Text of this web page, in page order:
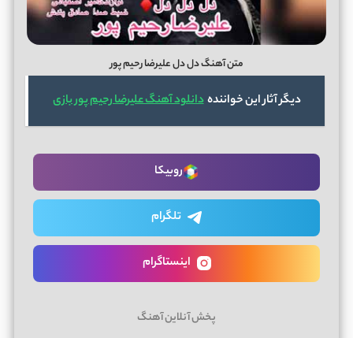
متن آهنگ دل دل علیرضا رحیم پور
دیگر آثار این خوانندهدانلود آهنگ علیرضا رحیم پور بازی
روبیکا
تلگرام
اینستاگرام
پخش آنلاین آهنگ